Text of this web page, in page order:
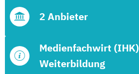
Medienfachwirt (IHK)
Weiterbildung
2 Anbieter